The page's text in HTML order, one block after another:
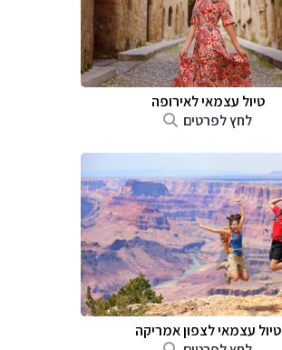
טיול עצמאי לאירופה
לחץ לפרטים
טיול עצמאי לצפון אמריקה